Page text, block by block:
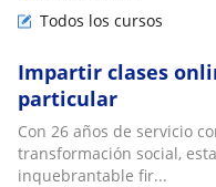
Todos los cursos
Impartir clases
particular
Con 26 años de servicio
transformación social,
inquebrantable fir...